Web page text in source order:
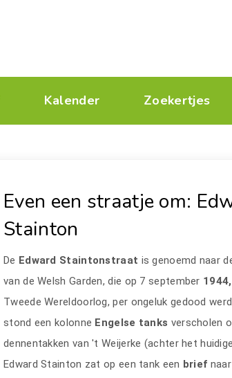
Kalender Zoekertjes
Even een straatje om:
Stainton
De Edward Staintonstraat is genoemd naar
van de Welsh Garden, die op 7 september 1944,
Tweede Wereldoorlog, per ongeluk gedood
stond een kolonne Engelse tanks verscholen
dennentakken van 't Weijerke (achter het
Edward Stainton zat op een tank een brief